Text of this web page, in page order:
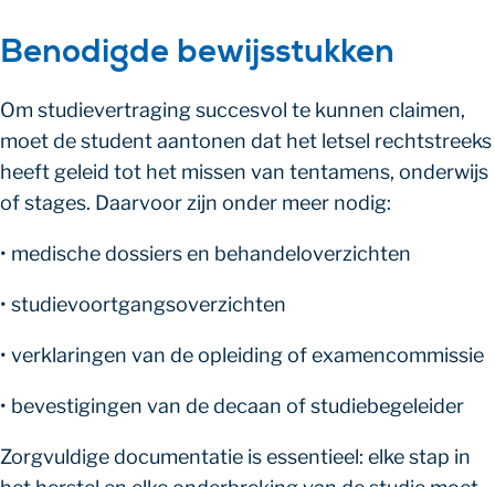
Benodigde bewijsstukken
Om studievertraging succesvol te kunnen claimen,
moet de student aantonen dat het letsel rechtstreeks
heeft geleid tot het missen van tentamens, onderwijs
of stages. Daarvoor zijn onder meer nodig:
• medische dossiers en behandeloverzichten
• studievoortgangsoverzichten
• verklaringen van de opleiding of examencommissie
• bevestigingen van de decaan of studiebegeleider
Zorgvuldige documentatie is essentieel: elke stap in